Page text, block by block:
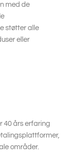
Asia
med de
støtter alle
eller
40 års erfaring
områder.